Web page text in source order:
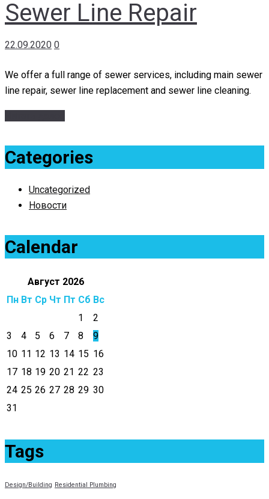
Sewer Line Repair
22.09.2020 0
We offer a full range of sewer services, including main sewer
line repair, sewer line replacement and sewer line cleaning.
Categories
Uncategorized
Новости
Calendar
Август 2026
Пн Вт Ср Чт Пт Сб Вс
1
2
3
4 5 6 7 8
9
10 11 12 13 14 15 16
17 18 19 20 21 22 23
24 25 26 27 28 29 30
31
Tags
Design/Building Residential Plumbing